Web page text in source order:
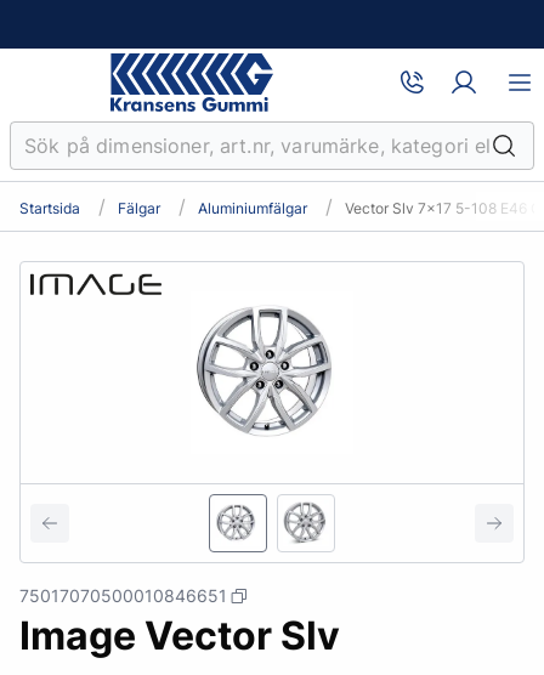
Startsida Fälgar Aluminiumfälgar Vector Slv 7x17 5-108 E46
75017070500010846651
Image Vector Slv